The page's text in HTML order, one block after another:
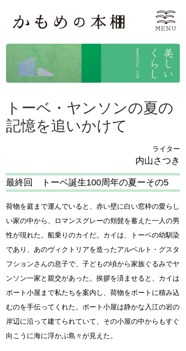
トーベ・ヤンソンの夏の
記憶を追いかけて
ライター
内山さつき
最終回 トーベ誕生100周年の夏ーその5
荷物を庭まで運んでいると、赤い壁に白い窓枠の愛らし
い家の中から、ロマンスグレーの頬髭を蓄えた一人の男
性が現れた。船乗りのカイだ。カイは、トーベの幼馴染
であり、あのヴィクトリアを造ったアルベルト・グスタ
フションさんの息子で、子どもの頃から家族ぐるみでヤ
ンソン一家と親交があった。挨拶を済ませると、カイは
ボート小屋まで私たちを案内し、荷物をボートに積み込
むのを手伝ってくれた。ボート小屋は静かな入江の岩の
岸辺に沿って建てられていて、その小屋の中からもすぐ
向こうに海に浮かぶ島々が見えた。